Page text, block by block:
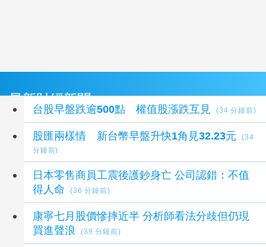
最新財經新聞
台股早盤跌逾500點 權值股漲跌互見 (34 分鐘前)
股匯兩樣情 新台幣早盤升快1角見32.23元
(34
分鐘前)
日本零售商員工震後護鈔身亡 公司認錯：不值
得人命
(36 分鐘前)
康寧七月股價慘摔近半 分析師看法分歧但仍現
買進聲浪
(39 分鐘前)